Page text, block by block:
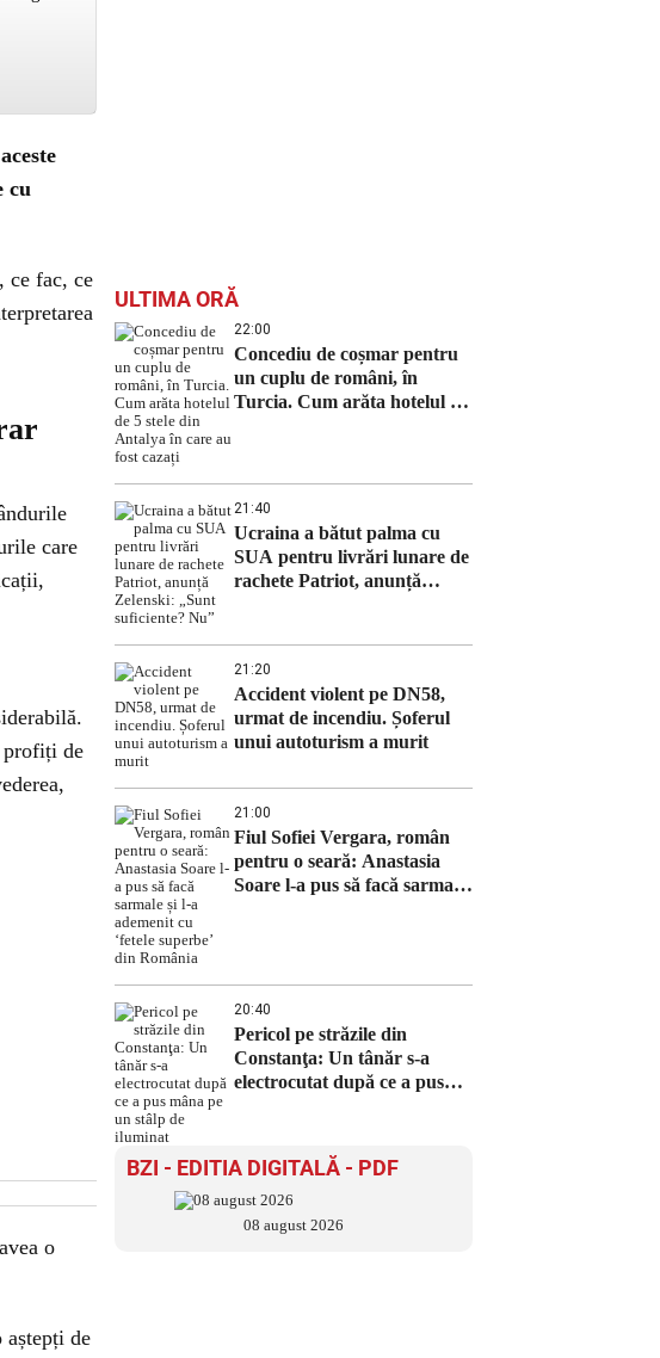
cu
ce fac, ce
care
profiți de
o
aștepți de
ULTIMA ORĂ
22:00
Concediu de coșmar pentru
un cuplu de români, în
Turcia. Cum arăta hotelul de
21:40
Ucraina a bătut palma cu
SUA pentru livrări lunare de
rachete Patriot, anunță
21:20
Accident violent pe DN58,
urmat de incendiu. Șoferul
unui autoturism a murit
21:00
Fiul Sofiei Vergara, român
pentru o seară: Anastasia
Soare l-a pus să facă sarmale
20:40
Pericol pe străzile din
Constanţa: Un tânăr s-a
electrocutat după ce a pus
BZI - EDITIA DIGITALĂ - PDF
08 august 2026